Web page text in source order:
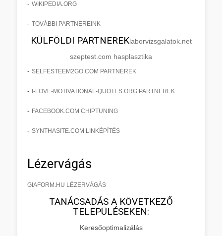
- WIKIPEDIA.ORG
- TOVÁBBI PARTNEREINK
KÜLFÖLDI PARTNEREKlaborvizsgalatok.net
szeptest.com hasplasztika
- SELFESTEEM2GO.COM PARTNEREK
- I-LOVE-MOTIVATIONAL-QUOTES.ORG PARTNEREK
- FACEBOOK.COM CHIPTUNING
- SYNTHASITE.COM LINKÉPÍTÉS
Lézervágás
GIAFORM.HU LÉZERVÁGÁS
TANÁCSADÁS A KÖVETKEZŐ
TELEPÜLÉSEKEN:
Keresőoptimalizálás